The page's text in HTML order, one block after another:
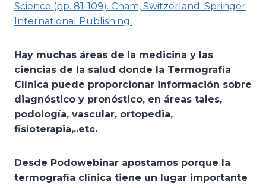
Science (pp. 81-109). Cham, Switzerland: Springer
International Publishing.
Hay muchas areas de la medicina y las
ciencias de la salud donde la Termografia
Clinica puede proporcionar informacion sobre
diagnostico y pronostico, en areas tales,
podología, vascular, ortopedia,
fisioterapia,..etc.
Desde Podowebinar apostamos porque la
termografía clínica tiene un lugar importante